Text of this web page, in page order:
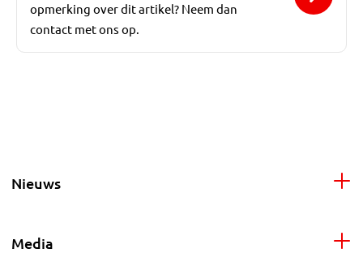
opmerking over dit artikel? Neem dan
contact met ons op.
Nieuws
Media